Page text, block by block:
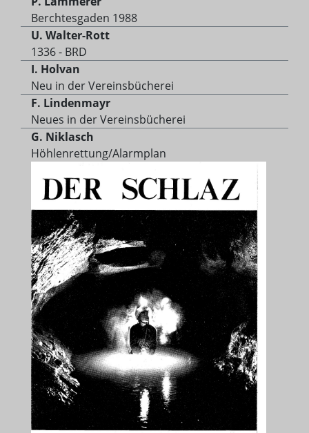
Berchtesgaden 1988
U. Walter-Rott
1336 - BRD
I. Holvan
Neu in der Vereinsbücherei
F. Lindenmayr
Neues in der Vereinsbücherei
G. Niklasch
Höhlenrettung/Alarmplan